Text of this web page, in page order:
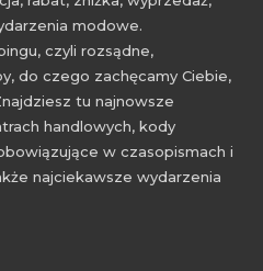
modowe.
czyli rozsądne,
do czego zachęcamy Ciebie,
tu najnowsze
handlowych, kody
w czasopismach i
najciekawsze wydarzenia